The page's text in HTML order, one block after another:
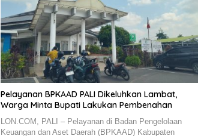
Pelayanan BPKAAD PALI Dikeluhkan Lambat,
Warga Minta Bupati Lakukan Pembenahan
LON.COM, PALI – Pelayanan di Badan Pengelolaan
Keuangan dan Aset Daerah (BPKAAD) Kabupaten